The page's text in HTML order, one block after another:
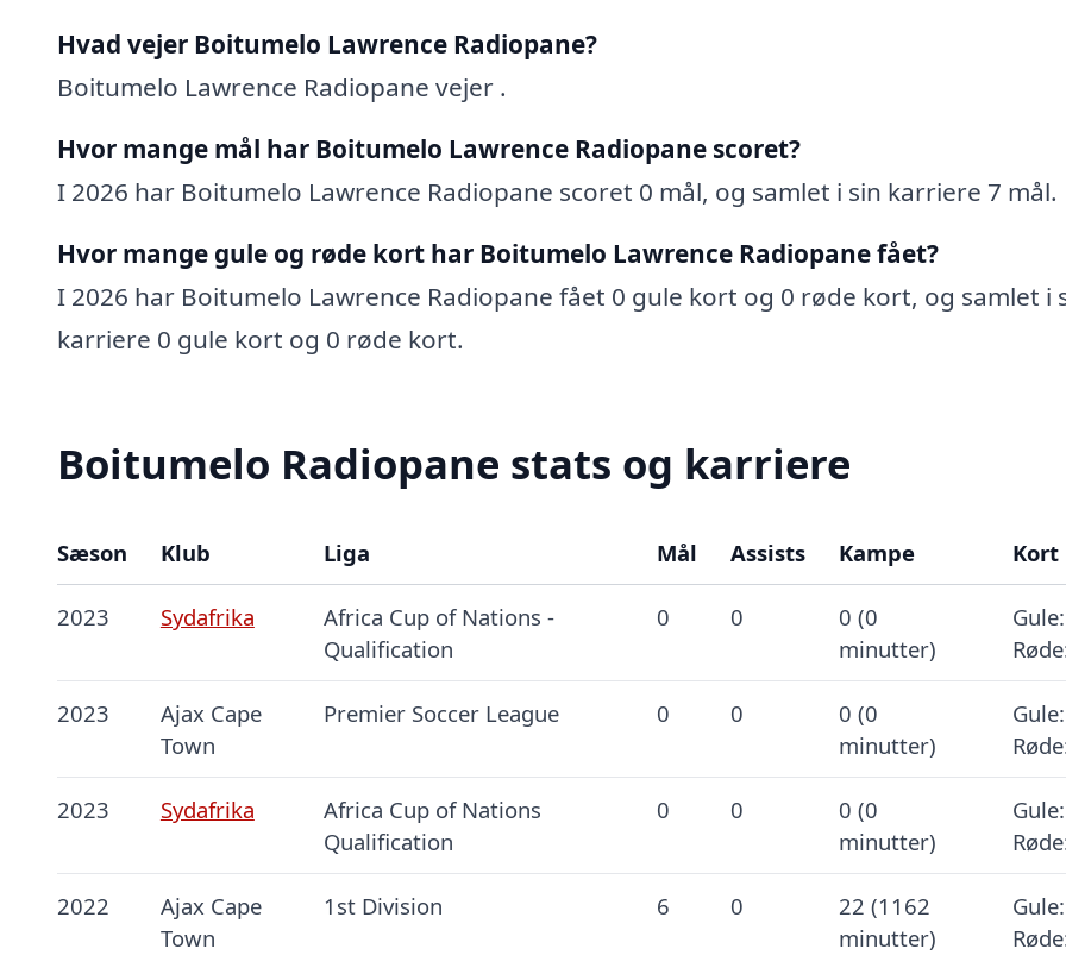
Hvad vejer Boitumelo Lawrence Radiopane?
Boitumelo Lawrence Radiopane vejer .
Hvor mange mål har Boitumelo Lawrence Radiopane scoret?
I 2026 har Boitumelo Lawrence Radiopane scoret 0 mål, og samlet i sin karriere 7 mål.
Hvor mange gule og røde kort har Boitumelo Lawrence Radiopane fået?
I 2026 har Boitumelo Lawrence Radiopane fået 0 gule kort og 0 røde kort, og samlet i
karriere 0 gule kort og 0 røde kort.
Boitumelo Radiopane stats og karriere
Sæson Klub Liga Mål Assists Kampe Kort
2023 Sydafrika
Africa Cup of Nations -
Qualification
0 0
0 (0
minutter)
2023
Ajax Cape
Town
Premier Soccer League 0 0
0 (0
minutter)
2023 Sydafrika
Africa Cup of Nations
Qualification
0 0
0 (0
minutter)
2022
Ajax Cape
Town
1st Division 6 0
22 (1162
minutter)